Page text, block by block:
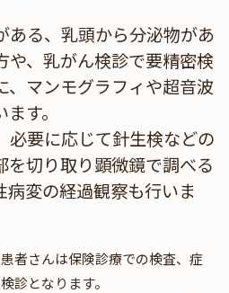
ある、乳頭から分泌物があ
や、乳がん検診で要精密検
、マンモグラフィや超音波
す。
必要に応じて針生検などの
を切り取り顕微鏡で調べる
変の経過観察も行いま
者さんは保険診療での検査、症
診となります。